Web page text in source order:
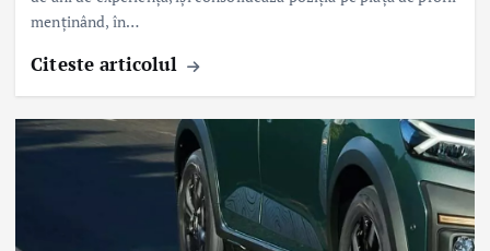
menținând, în…
Citeste articolul